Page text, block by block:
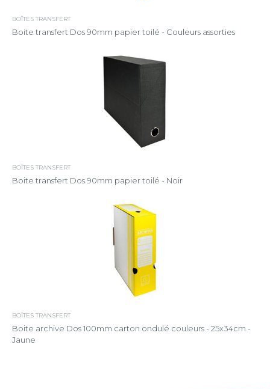
BOÎTES TRANSFERT
Boite transfert Dos 90mm papier toilé - Couleurs assorties
BOÎTES TRANSFERT
Boite transfert Dos 90mm papier toilé - Noir
BOÎTES TRANSFERT
Boite archive Dos 100mm carton ondulé couleurs - 25x34cm -
Jaune